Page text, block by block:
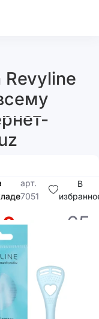
Revyline
арт.
7051
В
65
В корзину